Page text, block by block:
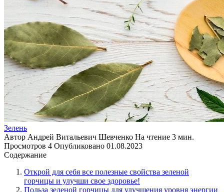
Зелень
Автор Андрей Витальевич Шевченко На чтение 3 мин.
Просмотров 4 Опубликовано 01.08.2023
Содержание
Открой для себя все полезные свойства зеленой
горчицы и улучши свое здоровье!
Польза зеленой горчицы для улучшения уровня энергии